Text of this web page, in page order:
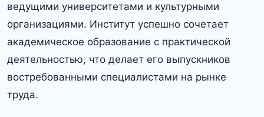
ведущими университетами и культурными
организациями.​ Институт успешно сочетает
академическое образование с практической
деятельностью, что делает его выпускников
востребованными специалистами на рынке
труда.​